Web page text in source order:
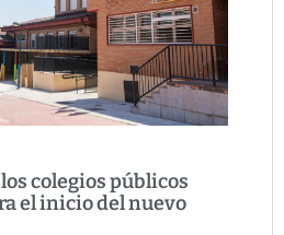
colegios públicos
el inicio del nuevo